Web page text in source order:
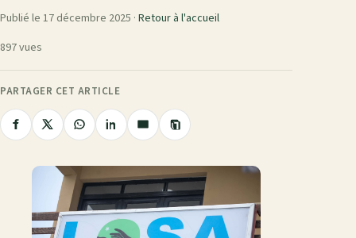
Publié le 17 décembre 2025 · Retour à l'accueil
897 vues
PARTAGER CET ARTICLE
Partager
Facebook
PartagerPartager
WhatsApp
Partager
LinkedIn
Partager
e-
mail
Copier
le